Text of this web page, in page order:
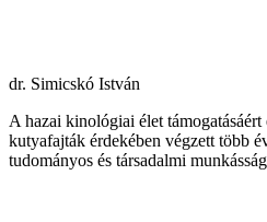
dr. Simicskó István
A hazai kinológiai élet támogatásáért
kutyafajták érdekében végzett több
tudományos és társadalmi